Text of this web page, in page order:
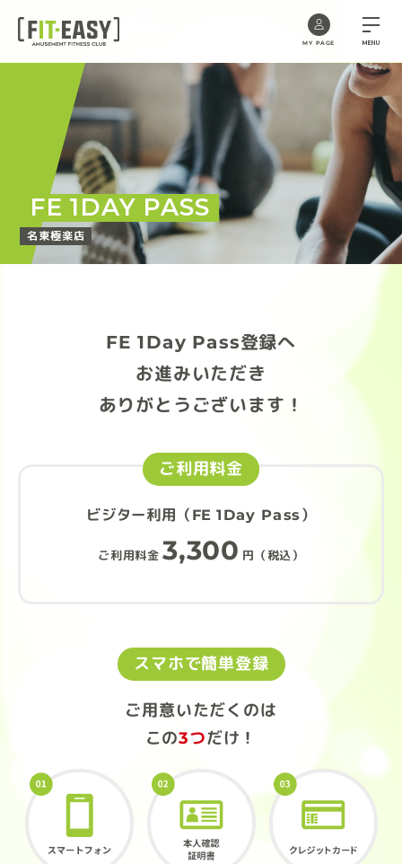
content
MY PAGE MENU
FE 1DAY PASS
名東極楽店
FE 1Day Pass登録へ
お進みいただき
ありがとうございます！
ご利用料金
ビジター利用（FE 1Day Pass）
ご利用料金 3,300 円（税込）
スマホで簡単登録
ご用意いただくのは
この3つだけ！